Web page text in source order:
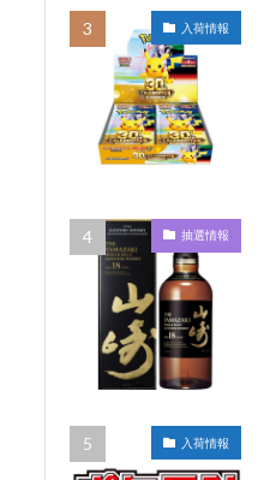
入荷情報
抽選情報
入荷情報